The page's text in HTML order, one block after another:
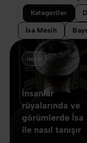
Kategoriler
İsa Mesih
İMAN
İnsanlar
rüyalarında ve
görümlerde İsa
ile nasıl tanışır